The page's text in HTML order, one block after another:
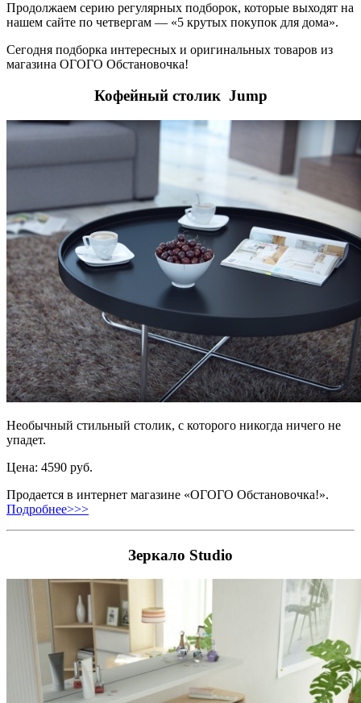
Продолжаем серию регулярных подборок, которые выходят на
нашем сайте по четвергам — «5 крутых покупок для дома».
Сегодня подборка интересных и оригинальных товаров из
магазина ОГОГО Обстановочка!
Кофейный столик Jump
Необычный стильный столик, с которого никогда ничего не
упадет.
Цена: 4590 руб.
Продается в интернет магазине «ОГОГО Обстановочка!».
Подробнее>>>
Зеркало Studio